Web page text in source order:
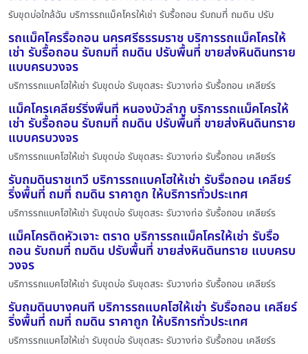
รับขุดบ่อใกล้ฉัน บริการรถแม็คโครให้เช่า รับรื้อถอน รับถมที่ ถมดิน ปรับ
รถแม็คโครรื้อถอน นครศรีธรรมราช บริการรถแม็คโครให้
เช่า รับรื้อถอน รับถมที่ ถมดิน ปรับพื้นที่ ขายส่งหินดินทราย
แบบครบวงจร
บริการรถแบคโฮให้เช่า รับขุดบ่อ รับขุดสระ รับวางท่อ รับรื้อถอน เคลียร์ร
แม็คโครเคลียร์ริ่งพื้นที่ หนองบัวลำภู บริการรถแม็คโครให้
เช่า รับรื้อถอน รับถมที่ ถมดิน ปรับพื้นที่ ขายส่งหินดินทราย
แบบครบวงจร
บริการรถแบคโฮให้เช่า รับขุดบ่อ รับขุดสระ รับวางท่อ รับรื้อถอน เคลียร์ร
รับถมดินราชเทวี บริการรถแบคโฮให้เช่า รับรื้อถอน เคลียร์
ริ่งพื้นที่ ถมที่ ถมดิน ราคาถูก ให้บริการทั่วประเทศ
บริการรถแบคโฮให้เช่า รับขุดบ่อ รับขุดสระ รับวางท่อ รับรื้อถอน เคลียร์ร
แม็คโครติดหัวเจาะ ตราด บริการรถแม็คโครให้เช่า รับรื้อ
ถอน รับถมที่ ถมดิน ปรับพื้นที่ ขายส่งหินดินทราย แบบครบ
วงจร
บริการรถแบคโฮให้เช่า รับขุดบ่อ รับขุดสระ รับวางท่อ รับรื้อถอน เคลียร์ร
รับถมดินบางคนที บริการรถแบคโฮให้เช่า รับรื้อถอน เคลียร์
ริ่งพื้นที่ ถมที่ ถมดิน ราคาถูก ให้บริการทั่วประเทศ
บริการรถแบคโฮให้เช่า รับขุดบ่อ รับขุดสระ รับวางท่อ รับรื้อถอน เคลียร์ร